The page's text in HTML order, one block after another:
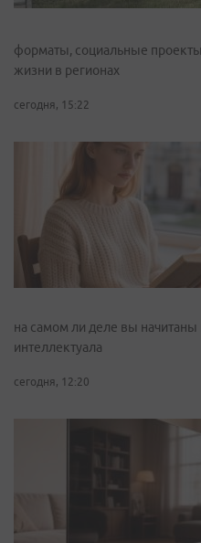
форматы, социальные
жизни в регионах
сегодня, 15:22
на самом ли деле вы
интеллектуала
сегодня, 12:20